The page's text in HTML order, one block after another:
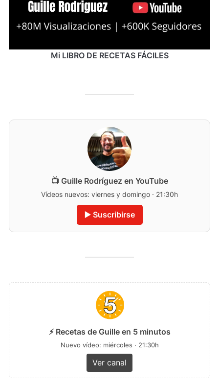
Mi LIBRO DE RECETAS FÁCILES
📺 Guille Rodríguez en YouTube
Vídeos nuevos: viernes y domingo · 21:30h
▶️ Suscribirse
⚡ Recetas de Guille en 5 minutos
Nuevo vídeo: miércoles · 21:30h
Ver canal